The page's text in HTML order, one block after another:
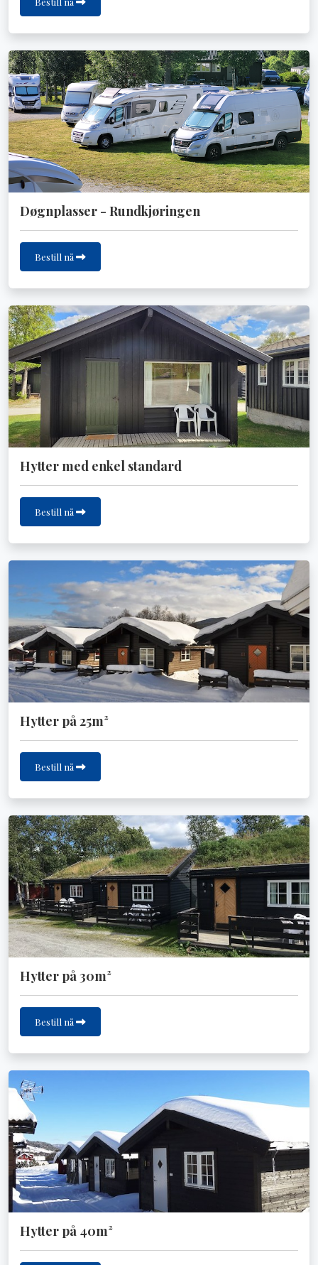
Døgnplasser - Rundkjøringen
Bestill nå
Hytter med enkel standard
Bestill nå
Hytter på 25m²
Bestill nå
Hytter på 30m²
Bestill nå
Hytter på 40m²